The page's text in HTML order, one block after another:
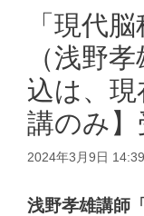
「現代
（浅野
込は、
講のみ】
2024年3月9日 14:39
浅野孝雄講師